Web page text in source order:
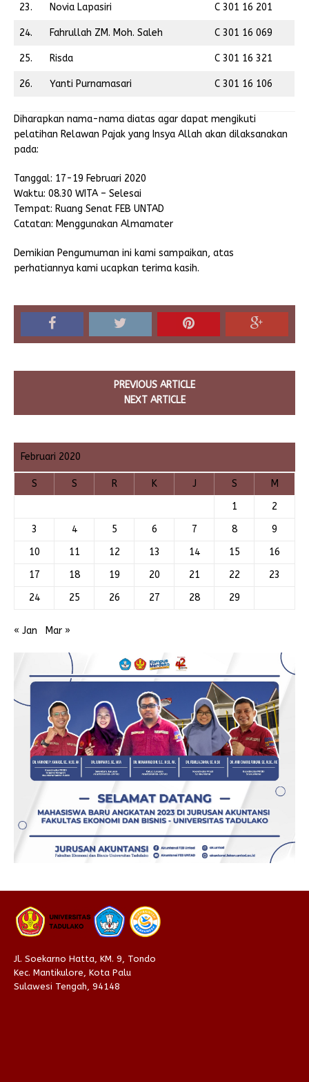
23. Novia Lapasiri C 301 16 201
24. Fahrullah ZM. Moh. Saleh C 301 16 069
25. Risda C 301 16 321
26. Yanti Purnamasari C 301 16 106
Diharapkan nama-nama diatas agar dapat mengikuti
pelatihan Relawan Pajak yang Insya Allah akan dilaksanakan
pada:
Tanggal: 17-19 Februari 2020
Waktu: 08.30 WITA – Selesai
Tempat: Ruang Senat FEB UNTAD
Catatan: Menggunakan Almamater
Demikian Pengumuman ini kami sampaikan, atas
perhatiannya kami ucapkan terima kasih.
PREVIOUS ARTICLE
NEXT ARTICLE
Februari 2020
S S R K J S
M
1
2
3
4 5 6 7 8
9
10
11 12 13 14 15
16
17
18 19 20 21 22
23
24
25 26 27 28 29
« Jan Mar »
Jl. Soekarno Hatta, KM. 9, Tondo
Kec. Mantikulore, Kota Palu
Sulawesi Tengah, 94148